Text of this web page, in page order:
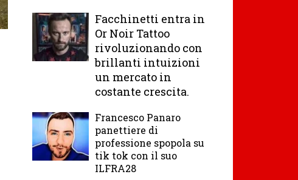
Facchinetti entra in
Or Noir Tattoo
rivoluzionando con
brillanti intuizioni
un mercato in
costante crescita.
Francesco Panaro
panettiere di
professione spopola su
tik tok con il suo
ILFRA28